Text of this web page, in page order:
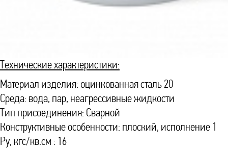
Технические характеристики:
Материал изделия: оцинкованная сталь 20
Среда: вода, пар, неагрессивные жидкости
Тип присоединения: Сварной
Конструктивные особенности: плоский, исполнение 1
Ру, кгс/кв.см : 16